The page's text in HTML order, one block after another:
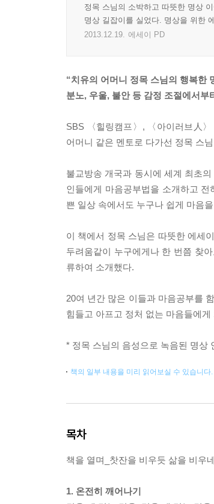
정목 스님의 소박하고 따뜻한 명상
명상 길잡이를 실었다. 명상을 위한
2013.12.19. 에세이 PD
“치유의 어머니 정목 스님의 행복한
분노, 우울, 불안 등 감정 조절에서
SBS 〈힐링캠프〉, 〈아이러브人
어머니 같은 멘토로 다가선 정목 스
불교방송 개국과 동시에 세계 최초
인들에게 마음공부법을 소개하고
쁜 일상 속에서도 누구나 쉽게 마음
이 책에서 정목 스님은 따뜻한 에세
두려움같이 누구에게나 한 번쯤 찾
류하여 소개했다.
20여 년간 많은 이들과 마음공부를
힘들고 아프고 정처 없는 마음들에
* 정목 스님의 음성으로 녹음된 명상
책의 일부 내용을 미리 읽어보실 수 있습니다.
목차
책을 열며_찻잔을 비우듯 삶을 비우네
1. 온전히 깨어나기